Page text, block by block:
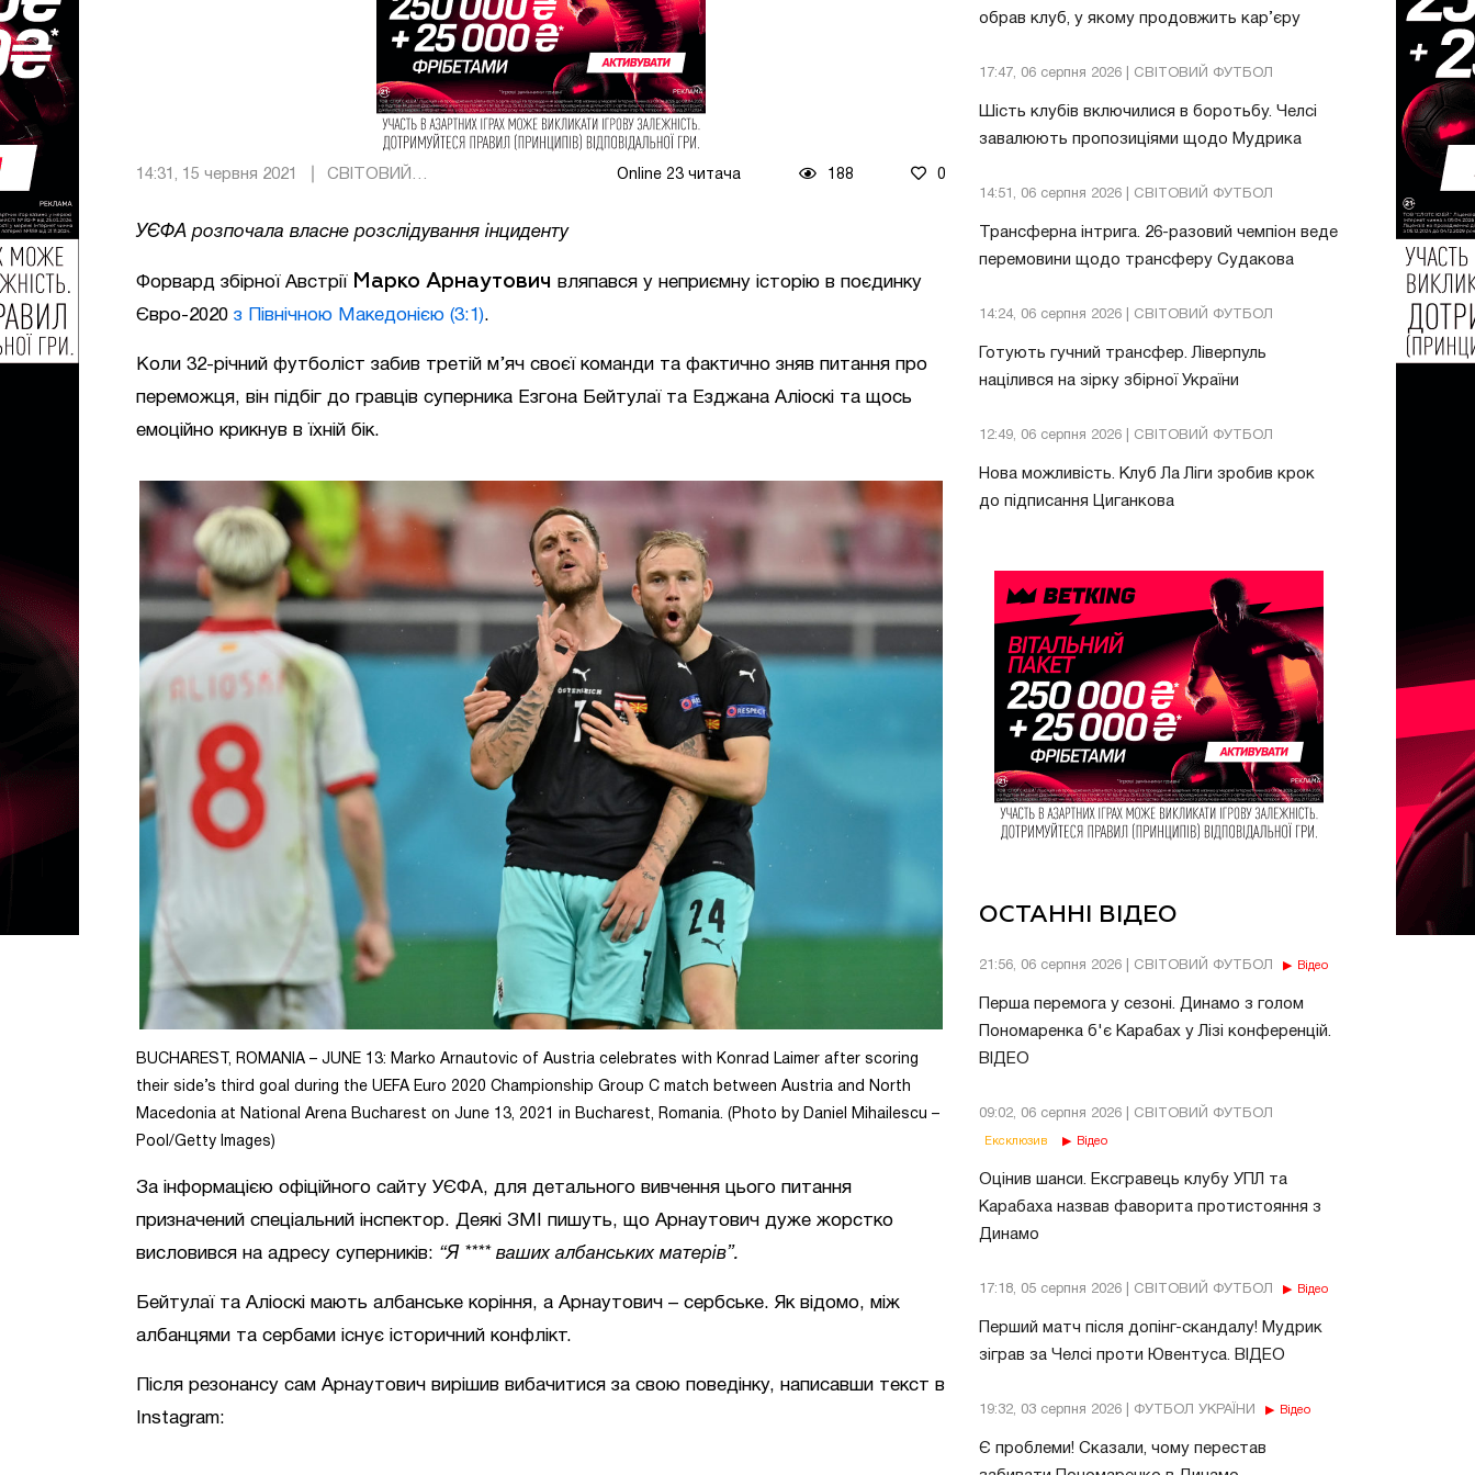
обрав клуб, у якому продовжить кар’єру
17:47, 06 серпня 2026 | СВІТОВИЙ ФУТБОЛ
Шість клубів включилися в боротьбу. Челсі
завалюють пропозиціями щодо Мудрика
14:51, 06 серпня 2026 | СВІТОВИЙ ФУТБОЛ
Трансферна інтрига. 26-разовий чемпіон веде
перемовини щодо трансферу Судакова
14:24, 06 серпня 2026 | СВІТОВИЙ ФУТБОЛ
Готують гучний трансфер. Ліверпуль
націлився на зірку збірної України
12:49, 06 серпня 2026 | СВІТОВИЙ ФУТБОЛ
Нова можливість. Клуб Ла Ліги зробив крок
до підписання Циганкова
ОСТАННІ ВІДЕО
21:56, 06 серпня 2026 | СВІТОВИЙ ФУТБОЛ Відео
Перша перемога у сезоні. Динамо з голом
Пономаренка б'є Карабах у Лізі конференцій.
ВІДЕО
09:02, 06 серпня 2026 | СВІТОВИЙ ФУТБОЛ
Ексклюзив Відео
Оцінив шанси. Ексгравець клубу УПЛ та
Карабаха назвав фаворита протистояння з
Динамо
17:18, 05 серпня 2026 | СВІТОВИЙ ФУТБОЛ Відео
Перший матч після допінг-скандалу! Мудрик
зіграв за Челсі проти Ювентуса. ВІДЕО
19:32, 03 серпня 2026 | ФУТБОЛ УКРАЇНИ Відео
Є проблеми! Сказали, чому перестав
14:31, 15 червня 2021 Online 23 читача 188 0
УЄФА розпочала власне розслідування інциденту
Форвард збірної Австрії Марко Арнаутович вляпався у неприємну історію в поєдинку
Євро-2020 з Північною Македонією (3:1).
Коли 32-річний футболіст забив третій м’яч своєї команди та фактично зняв питання про
переможця, він підбіг до гравців суперника Езгона Бейтулаї та Езджана Аліоскі та щось
емоційно крикнув в їхній бік.
BUCHAREST, ROMANIA – JUNE 13: Marko Arnautovic of Austria celebrates with Konrad Laimer after scoring
their side’s third goal during the UEFA Euro 2020 Championship Group C match between Austria and North
Macedonia at National Arena Bucharest on June 13, 2021 in Bucharest, Romania. (Photo by Daniel Mihailescu –
Pool/Getty Images)
За інформацією офіційного сайту УЄФА, для детального вивчення цього питання
призначений спеціальний інспектор. Деякі ЗМІ пишуть, що Арнаутович дуже жорстко
висловився на адресу суперників: “Я **** ваших албанських матерів”.
Бейтулаї та Аліоскі мають албанське коріння, а Арнаутович – сербське. Як відомо, між
албанцями та сербами існує історичний конфлікт.
Після резонансу сам Арнаутович вирішив вибачитися за свою поведінку, написавши текст в
Instagram: